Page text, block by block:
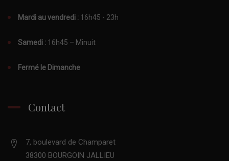
Mardi au vendredi : 16h45 - 23h
Samedi : 16h45 – Minuit
Fermé le Dimanche
Contact
7, boulevard de Champaret
38300 BOURGOIN JALLIEU